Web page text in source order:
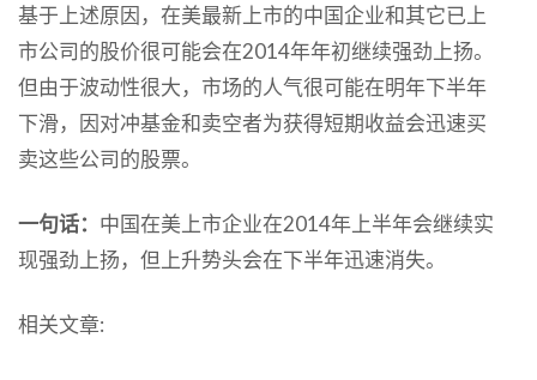
基于上述原因，在美最新上市的中国企业和其它已上
市公司的股价很可能会在2014年年初继续强劲上扬。
但由于波动性很大，市场的人气很可能在明年下半年
下滑，因对冲基金和卖空者为获得短期收益会迅速买
卖这些公司的股票。
一句话： 中国在美上市企业在2014年上半年会继续实
现强劲上扬，但上升势头会在下半年迅速消失。
相关文章: